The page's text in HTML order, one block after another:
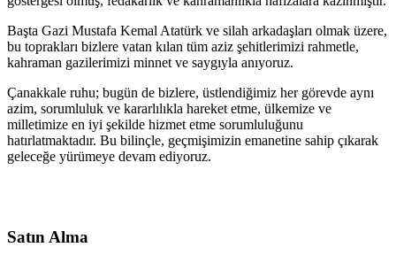
Başta Gazi Mustafa Kemal Atatürk ve silah arkadaşları olmak üzere,
bu toprakları bizlere vatan kılan tüm aziz şehitlerimizi rahmetle,
kahraman gazilerimizi minnet ve saygıyla anıyoruz.
Çanakkale ruhu; bugün de bizlere, üstlendiğimiz her görevde aynı
azim, sorumluluk ve kararlılıkla hareket etme, ülkemize ve
milletimize en iyi şekilde hizmet etme sorumluluğunu
hatırlatmaktadır. Bu bilinçle, geçmişimizin emanetine sahip çıkarak
geleceğe yürümeye devam ediyoruz.
Satın Alma